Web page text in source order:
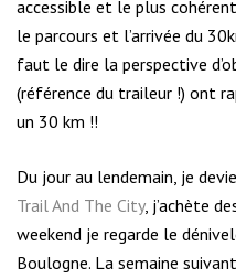
accessible et le plus
le parcours et l’arrivée du
faut le dire la perspective
(référence du traileur !) ont
un 30 km !!
Du jour au lendemain, je
Trail And The City, j’achète
weekend je regarde le
Boulogne. La semaine